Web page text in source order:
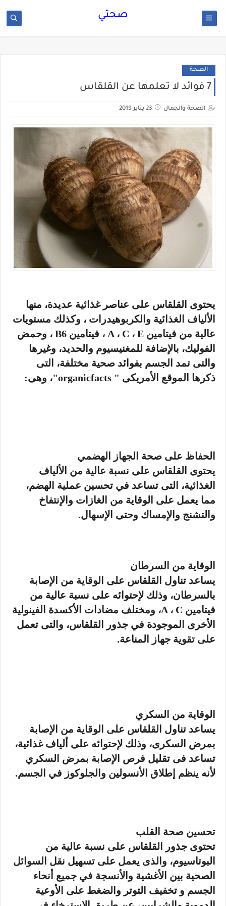
صحتي
الصحة
7 فوائد لا تعلمها عن القلقاس
الصحة والجمال 23 يناير 2019
يحتوى القلقاس على عناصر غذائية عديدة، منها
الألياف الغذائية والكربوهيدرات ، وكذلك مستويات
عالية من فيتامين A ، C ، E ، فيتامين B6 ، وحمض
الفوليك، بالإضافة للمغنيسيوم والحديد، وغيرها
والتى تمد الجسم بفوائد صحية مختلفة، التى
ذكرها الموقع الأمريكى " organicfacts"، وهى:
الحفاظ على صحة الجهاز الهضمي
يحتوى القلقاس على نسبة عالية من الألياف
الغذائية، التى تساعد في تحسين عملية الهضم،
مما يعمل على الوقاية من الغازات والإنتفاخ
والتشنج والإمساك وحتى الإسهال.
الوقاية من السرطان
يساعد تناول القلقاس على الوقاية من الإصابة
بالسرطان، وذلك لإحتوائه على نسبة عالية من
فيتامين A ، C، ومختلف مضادات الأكسدة الفينولية
الأخرى الموجودة في جذور القلقاس، والتى تعمل
على تقوية جهاز المناعة.
الوقاية من السكري
يساعد تناول القلقاس على الوقاية من الإصابة
بمرض السكرى، وذلك لإحتوائه على ألياف غذائية،
تساعد فى تقليل فرص الإصابة بمرض السكري
لأنه ينظم إطلاق الأنسولين والجلوكوز في الجسم.
تحسين صحة القلب
تحتوى جذور القلقاس على نسبة عالية من
البوتاسيوم، والذى يعمل على تسهيل نقل السوائل
الصحية بين الأغشية والأنسجة في جميع أنحاء
الجسم و تخفيف التوتر والضغط على الأوعية